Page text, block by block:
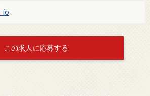
この求人に応募する